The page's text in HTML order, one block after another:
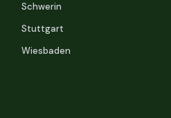
Schwerin
Stuttgart
Wiesbaden